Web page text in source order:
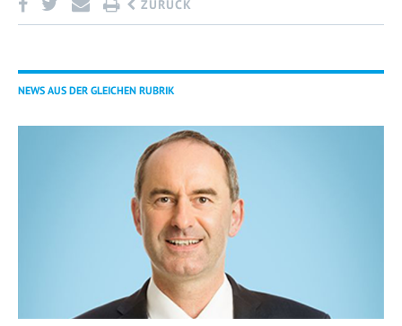
ZURÜCK
NEWS AUS DER GLEICHEN RUBRIK